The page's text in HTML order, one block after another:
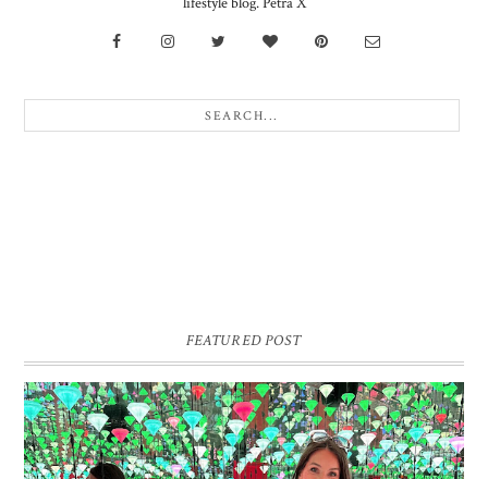
FEATURED POST